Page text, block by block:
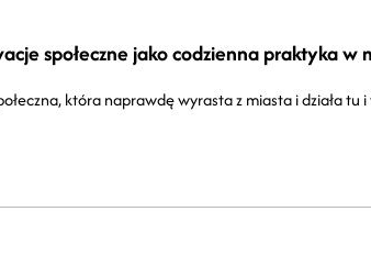
społeczne jako codzienna praktyka w
która naprawdę wyrasta z miasta i działa tu